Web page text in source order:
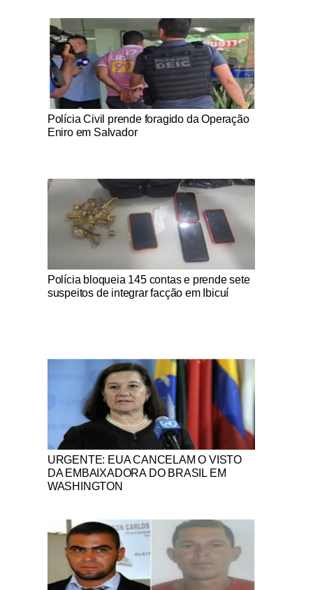
Notícias Católicas
Polícia Civil prende foragido da Operação
Eniro em Salvador
Notícias Católicas
Polícia bloqueia 145 contas e prende sete
suspeitos de integrar facção em Ibicuí
Notícias Católicas
URGENTE: EUA CANCELAM O VISTO
DA EMBAIXADORA DO BRASIL EM
WASHINGTON